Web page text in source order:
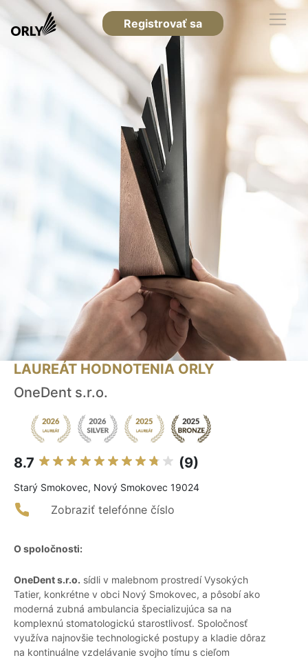
Registrovať sa
LAUREÁT HODNOTENIA ORLY
OneDent s.r.o.
8.7 (9)
Starý Smokovec, Nový Smokovec 19024
Zobraziť telefónne číslo
O spoločnosti:
OneDent s.r.o. sídli v malebnom prostredí Vysokých
Tatier, konkrétne v obci Nový Smokovec, a pôsobí ako
moderná zubná ambulancia špecializujúca sa na
komplexnú stomatologickú starostlivosť. Spoločnosť
využíva najnovšie technologické postupy a kladie dôraz
na kontinuálne vzdelávanie svojho tímu s cieľom